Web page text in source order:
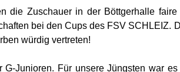
die Zuschauer in der Böttgerhalle
bei den Cups des FSV SCHLEIZ.
würdig vertreten!
Junioren. Für unsere Jüngsten war